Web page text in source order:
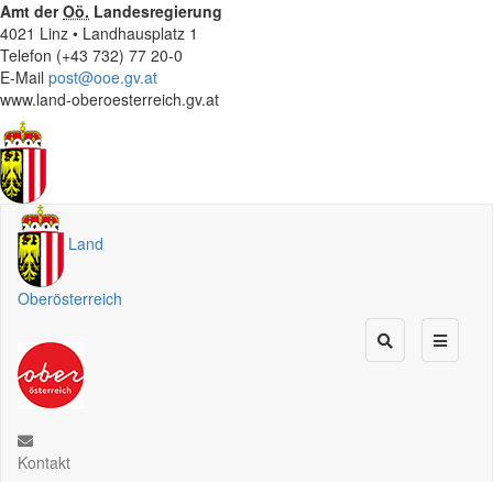
Amt derOö. Landesregierung
4021 Linz • Landhausplatz 1
Telefon (+43 732) 77 20-0
E-Mail post@ooe.gv.at
www.land-oberoesterreich.gv.at
Land
Oberösterreich
Kontakt